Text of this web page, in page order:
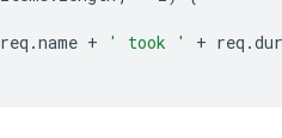
req .name + ' took ' + req .